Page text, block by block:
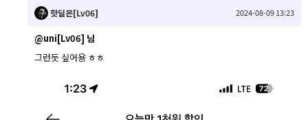
핫딜몬[Lv06] 2024-08-09 13:23
@uni[Lv06] 님
그런듯 싶어용 ㅎㅎ